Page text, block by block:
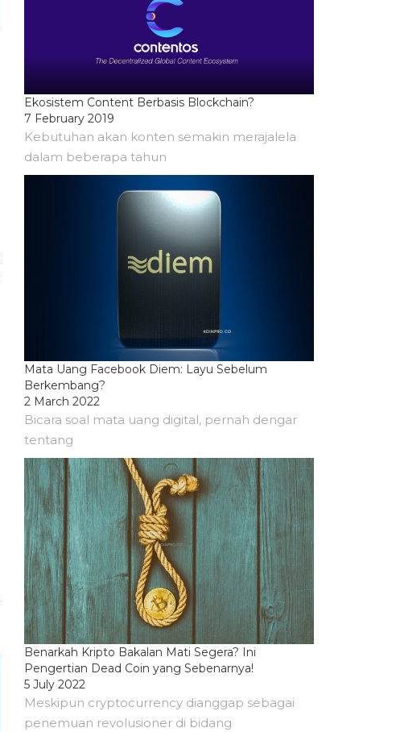
Ekosistem Content Berbasis Blockchain?
7 February 2019
Kebutuhan akan konten semakin merajalela
dalam beberapa tahun
Mata Uang Facebook Diem: Layu Sebelum
Berkembang?
2 March 2022
Bicara soal mata uang digital, pernah dengar
tentang
Benarkah Kripto Bakalan Mati Segera? Ini
Pengertian Dead Coin yang Sebenarnya!
5 July 2022
Meskipun cryptocurrency dianggap sebagai
penemuan revolusioner di bidang